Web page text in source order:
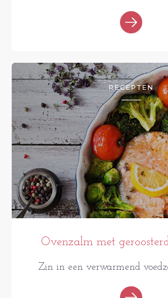
RECEPTEN
Ovenzalm met
Zin in een verwarmend